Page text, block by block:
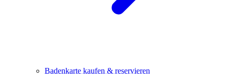
Badenkarte kaufen & reservieren